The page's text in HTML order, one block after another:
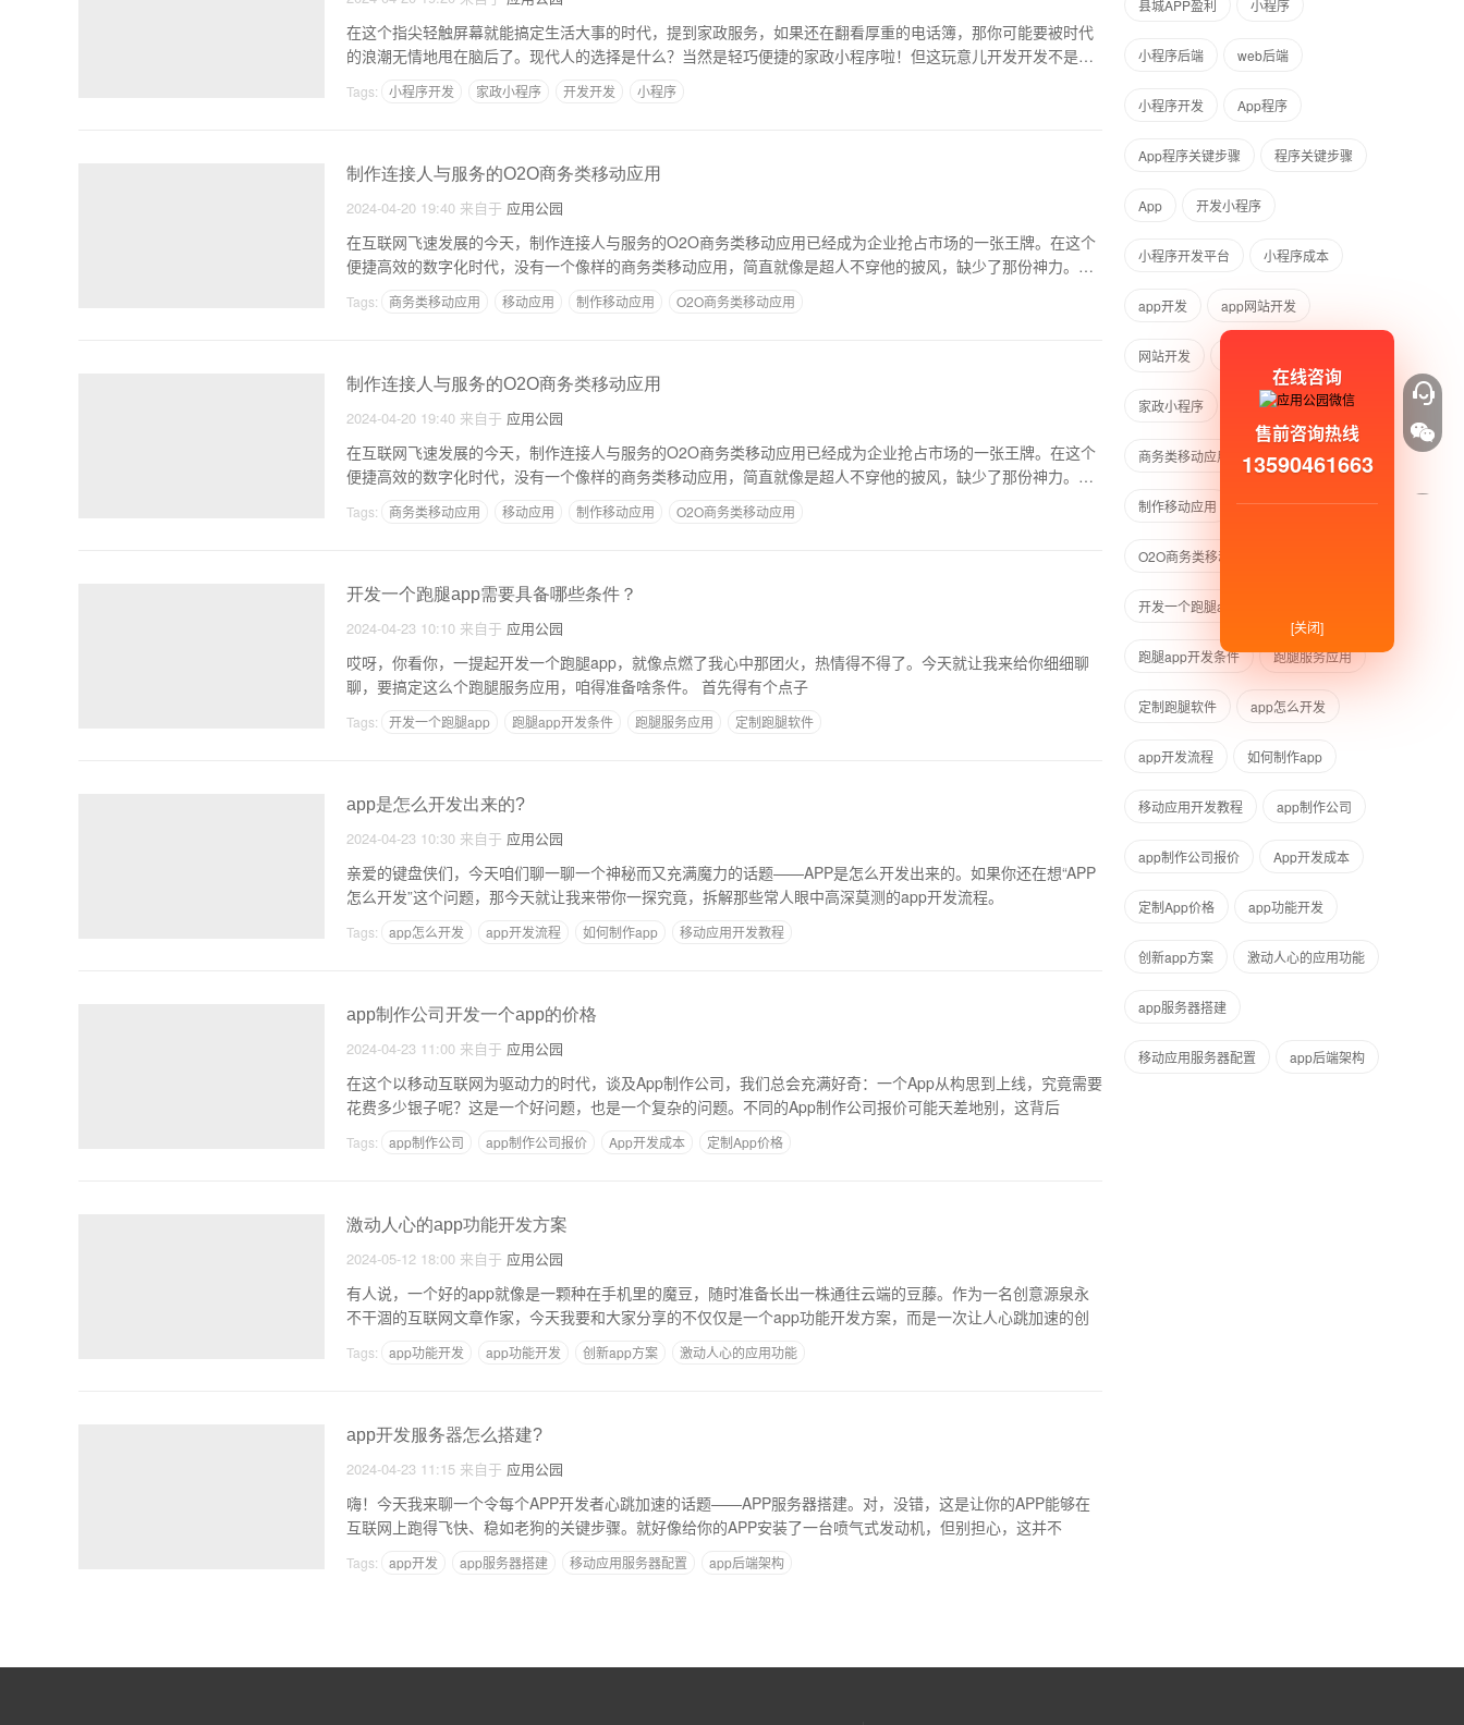
在这个指尖轻触屏幕就能搞定生活大事的时代，提到家政服务，如果还在翻看厚重的电话簿，那你可能要被时代
的浪潮无情地甩在脑后了。现代人的选择是什么？当然是轻巧便捷的家政小程序啦！但这玩意儿开发开发不是拍
Tags: 小程序开发 家政小程序 开发开发 小程序
制作连接人与服务的O2O商务类移动应用
2024-04-20 19:40 来自于 应用公园
在互联网飞速发展的今天，制作连接人与服务的O2O商务类移动应用已经成为企业抢占市场的一张王牌。在这个
便捷高效的数字化时代，没有一个像样的商务类移动应用，简直就像是超人不穿他的披风，缺少了那份神力。今
Tags: 商务类移动应用 移动应用 制作移动应用 O2O商务类移动应用
制作连接人与服务的O2O商务类移动应用
2024-04-20 19:40 来自于 应用公园
在互联网飞速发展的今天，制作连接人与服务的O2O商务类移动应用已经成为企业抢占市场的一张王牌。在这个
便捷高效的数字化时代，没有一个像样的商务类移动应用，简直就像是超人不穿他的披风，缺少了那份神力。今
Tags: 商务类移动应用 移动应用 制作移动应用 O2O商务类移动应用
开发一个跑腿app需要具备哪些条件？
2024-04-23 10:10 来自于 应用公园
哎呀，你看你，一提起开发一个跑腿app，就像点燃了我心中那团火，热情得不得了。今天就让我来给你细细聊
聊，要搞定这么个跑腿服务应用，咱得准备啥条件。 首先得有个点子
Tags: 开发一个跑腿app 跑腿app开发条件 跑腿服务应用 定制跑腿软件
app是怎么开发出来的?
2024-04-23 10:30 来自于 应用公园
亲爱的键盘侠们，今天咱们聊一聊一个神秘而又充满魔力的话题——APP是怎么开发出来的。如果你还在想“APP
怎么开发”这个问题，那今天就让我来带你一探究竟，拆解那些常人眼中高深莫测的app开发流程。
Tags: app怎么开发 app开发流程 如何制作app 移动应用开发教程
app制作公司开发一个app的价格
2024-04-23 11:00 来自于 应用公园
在这个以移动互联网为驱动力的时代，谈及App制作公司，我们总会充满好奇：一个App从构思到上线，究竟需要
花费多少银子呢？这是一个好问题，也是一个复杂的问题。不同的App制作公司报价可能天差地别，这背后
Tags: app制作公司 app制作公司报价 App开发成本 定制App价格
激动人心的app功能开发方案
2024-05-12 18:00 来自于 应用公园
有人说，一个好的app就像是一颗种在手机里的魔豆，随时准备长出一株通往云端的豆藤。作为一名创意源泉永
不干涸的互联网文章作家，今天我要和大家分享的不仅仅是一个app功能开发方案，而是一次让人心跳加速的创
Tags: app功能开发 app功能开发 创新app方案 激动人心的应用功能
app开发服务器怎么搭建?
2024-04-23 11:15 来自于 应用公园
嗨！今天我来聊一个令每个APP开发者心跳加速的话题——APP服务器搭建。对，没错，这是让你的APP能够在
互联网上跑得飞快、稳如老狗的关键步骤。就好像给你的APP安装了一台喷气式发动机，但别担心，这并不
Tags: app开发 app服务器搭建 移动应用服务器配置 app后端架构
县城APP盈利 小程序
小程序后端 web后端
小程序开发 App程序
App程序关键步骤 程序关键步骤
App 开发小程序
小程序开发平台 小程序成本
app开发 app网站开发
网站开发
家政小程序 开发开发
商务类移动应用 移动应用
制作移动应用
O2O商务类移动应用
开发一个跑腿app
跑腿app开发条件 跑腿服务应用
定制跑腿软件 app怎么开发
app开发流程 如何制作app
移动应用开发教程 app制作公司
app制作公司报价 App开发成本
定制App价格 app功能开发
创新app方案 激动人心的应用功能
app服务器搭建
移动应用服务器配置 app后端架构
在线咨询
售前咨询热线
13590461663
[关闭]